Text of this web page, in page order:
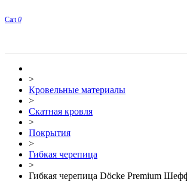
Cart 0
>
Кровельные материалы
>
Скатная кровля
>
Покрытия
>
Гибкая черепица
>
Гибкая черепица Döcke Premium